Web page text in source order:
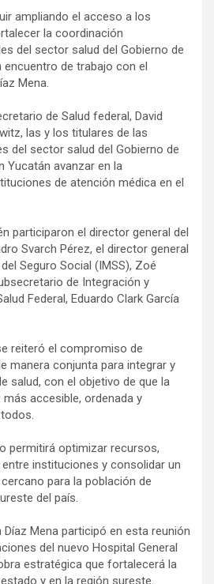
ampliando el acceso a los
la coordinación
del sector salud del Gobierno de
de trabajo con el
Mena.
de Salud federal, David
las y los titulares de las
del sector salud del Gobierno de
Yucatán avanzar en la
de atención médica en el
participaron el director general del
Svarch Pérez, el director general
Seguro Social (IMSS), Zoé
de Integración y
Federal, Eduardo Clark García
reiteró el compromiso de
manera conjunta para integrar y
salud, con el objetivo de que la
accesible, ordenada y
permitirá optimizar recursos,
instituciones y consolidar un
para la población de
del país.
Díaz Mena participó en esta reunión
del nuevo Hospital General
obra estratégica que fortalecerá la
y en la región sureste.